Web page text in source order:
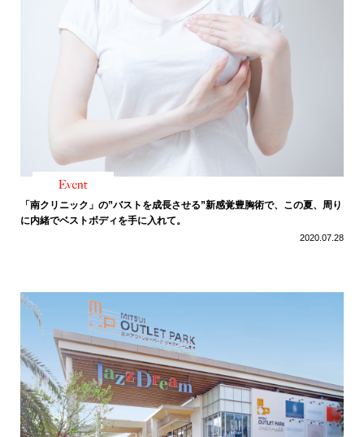
「南クリニック」の”バストを成長させる”新感覚豊胸術で、この夏、周り
に内緒でベストボディを手に入れて。
2020.07.28